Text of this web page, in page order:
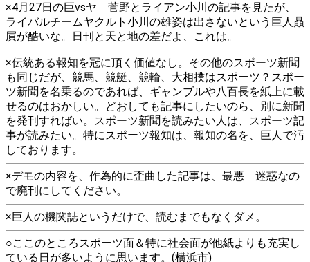
×4月27日の巨vsヤ 菅野とライアン小川の記事を見たが、
ライバルチームヤクルト小川の雄姿は出さないという巨人贔
屓が酷いな。日刊と天と地の差だよ、これは。
×伝統ある報知を冠に頂く価値なし。その他のスポーツ新聞
も同じだが、競馬、競艇、競輪、大相撲はスポーツ？スポー
ツ新聞を名乗るのであれば、ギャンブルや八百長を紙上に載
せるのはおかしい。どおしても記事にしたいのら、別に新聞
を発刊すればい。スポーツ新聞を読みたい人は、スポーツ記
事が読みたい。特にスポーツ報知は、報知の名を、巨人で汚
しております。
×デモの内容を、作為的に歪曲した記事は、最悪 迷惑なの
で廃刊にしてください。
×巨人の機関誌というだけで、読むまでもなくダメ。
○ここのところスポーツ面＆特に社会面が他紙よりも充実し
ている日が多いように思います。(横浜市)